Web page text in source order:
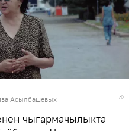
Асылбашевых
чыгармачылыкта